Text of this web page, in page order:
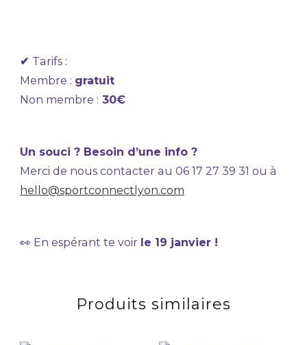
✔ Tarifs :
Membre : gratuit
Non membre : 30€
Un souci ? Besoin d’une info ?
Merci de nous contacter au 06 17 27 39 31 ou à
hello@sportconnectlyon.com
👀 En espérant te voir le 19 janvier !
Produits similaires